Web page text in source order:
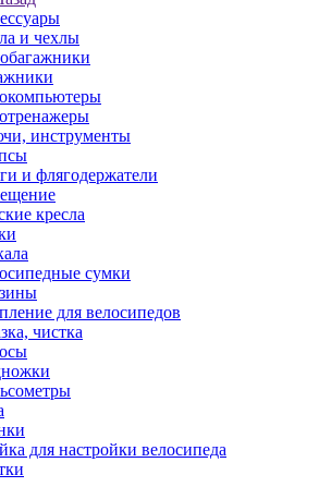
и чехлы
инструменты
и флягодержатели
кресла
сумки
для велосипедов
чистка
для настройки велосипеда